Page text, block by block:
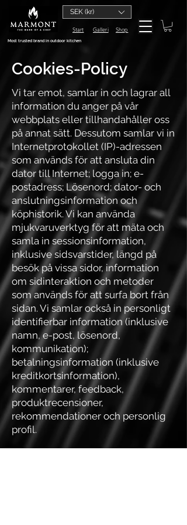
Galleri Shop
Start
Most trusted brand in outdoor kitchen
SEK (kr)
Cookies-Policy
Vi tar emot, samlar in och lagrar all
information du anger på vår
webbplats eller tillhandahåller oss
på annat sätt. Dessutom samlar vi in
​​Internetprotokollet (IP)-adressen
som används för att ansluta din
dator till Internet; logga in; e-
postadress; Lösenord; dator- och
anslutningsinformation och
köphistorik. Vi kan använda
mjukvaruverktyg för att mäta och
samla in sessionsinformation,
inklusive sidsvarstider, längd på
besök på vissa sidor, information
om sidinteraktion och metoder
som används för att surfa bort från
sidan. Vi samlar också in personligt
identifierbar information (inklusive
namn, e-post, lösenord,
kommunikation);
betalningsinformation (inklusive
kreditkortsinformation),
kommentarer, feedback,
produktrecensioner,
rekommendationer och personlig
profil.